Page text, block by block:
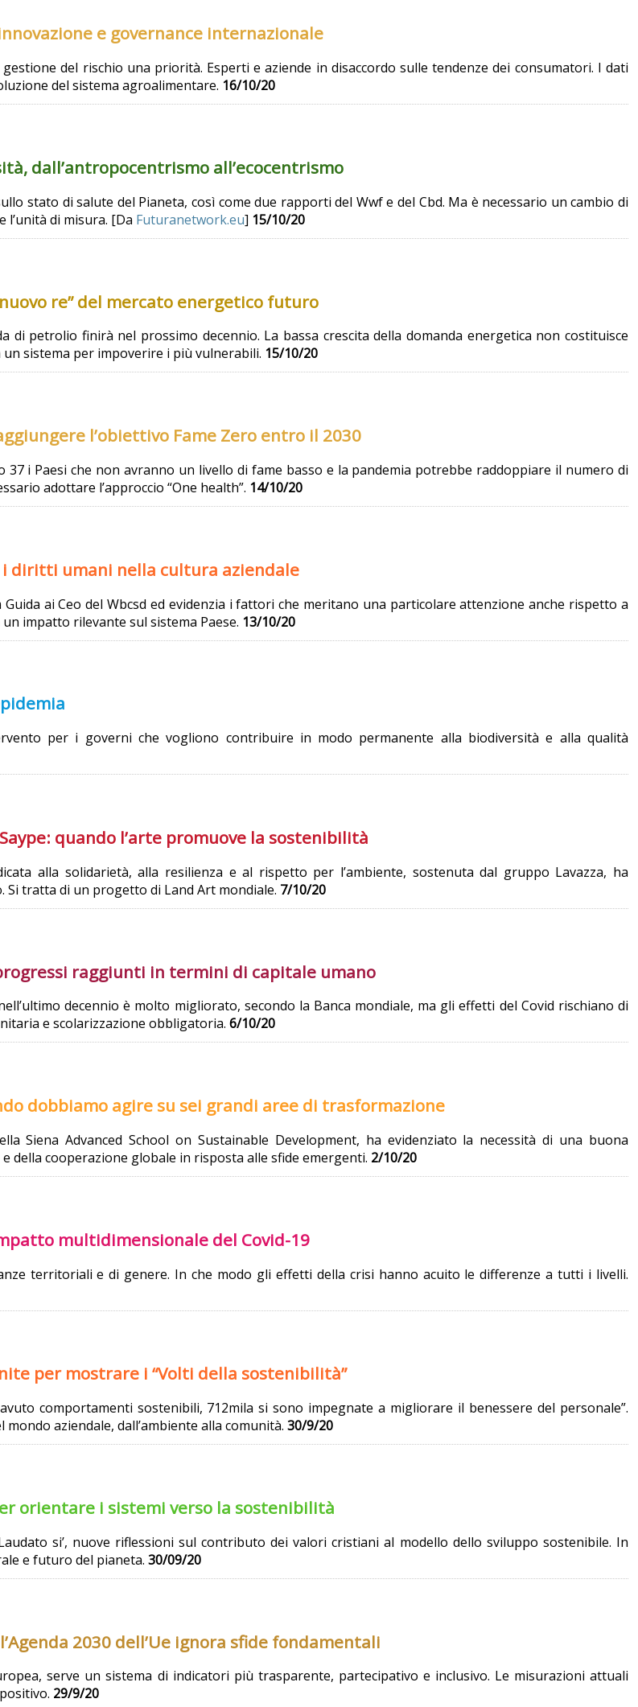
e governance internazionale
del rischio una priorità. Esperti e aziende in disaccordo sulle tendenze dei consumatori. I dati
del sistema agroalimentare. 16/10/20
dall’antropocentrismo all’ecocentrismo
stato di salute del Pianeta, così come due rapporti del Wwf e del Cbd. Ma è necessario un cambio di
l’unità di misura. [Da Futuranetwork.eu] 15/10/20
re” del mercato energetico futuro
di petrolio finirà nel prossimo decennio. La bassa crescita della domanda energetica non costituisce
sistema per impoverire i più vulnerabili. 15/10/20
l’obiettivo Fame Zero entro il 2030
37 i Paesi che non avranno un livello di fame basso e la pandemia potrebbe raddoppiare il numero di
adottare l’approccio “One health”. 14/10/20
diritti umani nella cultura aziendale
ai Ceo del Wbcsd ed evidenzia i fattori che meritano una particolare attenzione anche rispetto a
impatto rilevante sul sistema Paese. 13/10/20
per i governi che vogliono contribuire in modo permanente alla biodiversità e alla qualità
quando l’arte promuove la sostenibilità
alla solidarietà, alla resilienza e al rispetto per l’ambiente, sostenuta dal gruppo Lavazza, ha
tratta di un progetto di Land Art mondiale. 7/10/20
raggiunti in termini di capitale umano
decennio è molto migliorato, secondo la Banca mondiale, ma gli effetti del Covid rischiano di
e scolarizzazione obbligatoria. 6/10/20
dobbiamo agire su sei grandi aree di trasformazione
Siena Advanced School on Sustainable Development, ha evidenziato la necessità di una buona
della cooperazione globale in risposta alle sfide emergenti. 2/10/20
multidimensionale del Covid-19
territoriali e di genere. In che modo gli effetti della crisi hanno acuito le differenze a tutti i livelli.
per mostrare i “Volti della sostenibilità”
comportamenti sostenibili, 712mila si sono impegnate a migliorare il benessere del personale”.
aziendale, dall’ambiente alla comunità. 30/9/20
orientare i sistemi verso la sostenibilità
si’, nuove riflessioni sul contributo dei valori cristiani al modello dello sviluppo sostenibile. In
e futuro del pianeta. 30/09/20
2030 dell’Ue ignora sfide fondamentali
serve un sistema di indicatori più trasparente, partecipativo e inclusivo. Le misurazioni attuali
29/9/20